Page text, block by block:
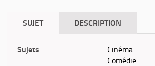
SUJET DESCRIPTION
Sujets
Cinéma
Comédie